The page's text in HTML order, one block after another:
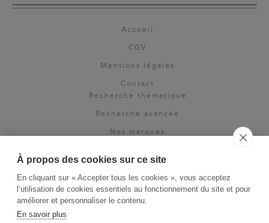
À propos des cookies sur ce site
En cliquant sur « Accepter tous les cookies », vous acceptez
l’utilisation de cookies essentiels au fonctionnement du site et pour
améliorer et personnaliser le contenu.
En savoir plus
Accueil
CGV
Mentions légales
Contact
Recherche thématique
Recherche avancée
Nos marques
Espace pro
Newsletter
La Vie des Classiques